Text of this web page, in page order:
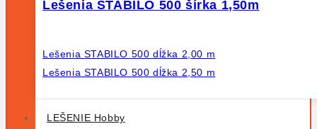
Lešenia STABILO 500 šírka 1,50m
Lešenia STABILO 500 dĺžka 2,00 m
Lešenia STABILO 500 dĺžka 2,50 m
LEŠENIE Hobby